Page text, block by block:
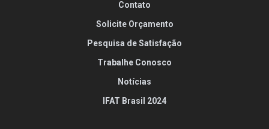
Contato
Solicite Orçamento
Pesquisa de Satisfação
Trabalhe Conosco
Notícias
IFAT Brasil 2024